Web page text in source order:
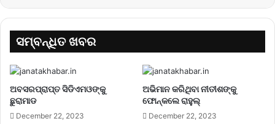
ସମ୍ବନ୍ଧିତ ଖବର
ଅବସରପ୍ରାପ୍ତ ସିଡିଏମଓଙ୍କୁ
ଛୁରାମାଡ
December 22, 2023
ଅଭିମାନ କରିଥିବା ନୀତୀଶଙ୍କୁ
ଫୋନ୍‌କଲେ ରାହୁଲ୍‌
December 22, 2023